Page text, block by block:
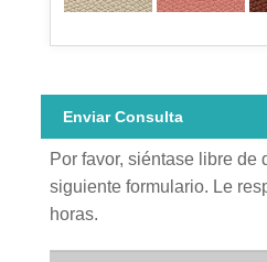
Enviar Consulta
Por favor, siéntase libre de
siguiente formulario. Le
horas.